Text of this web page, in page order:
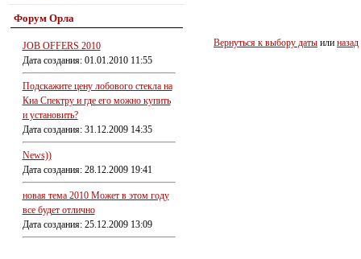
Форум Орла
JOB OFFERS 2010
Дата создания: 01.01.2010 11:55
Подскажите цену лобового стекла на
Киа Спектру и где его можно купить
и установить?
Дата создания: 31.12.2009 14:35
News))
Дата создания: 28.12.2009 19:41
новая тема 2010 Может в этом году
все будет отлично
Дата создания: 25.12.2009 13:09
Вернуться к выбору даты или назад